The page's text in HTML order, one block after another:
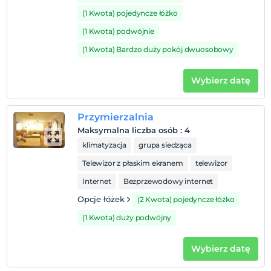
Zameldować się
Zwierzęta
Zwierzęta niedozwolone
Palenie
Zakaz palenia w pokoju
1 dla każdego pokoju. bezpłatnie dla dzieci w wieku
(1 Kwota) pojedyncze łóżko
(1 Kwota) podwójnie
(1 Kwota) Bardzo duży pokój dwuosobowy
Wybierz datę
Przymierzalnia
Maksymalna liczba osób : 4
klimatyzacja
grupa siedząca
Telewizor z płaskim ekranem
telewizor
Internet
Bezprzewodowy internet
Opcje łóżek
(2 Kwota) pojedyncze łóżko
(1 Kwota) duży podwójny
Wybierz datę